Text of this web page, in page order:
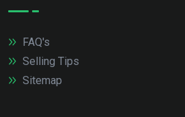
FAQ's
Selling Tips
Sitemap